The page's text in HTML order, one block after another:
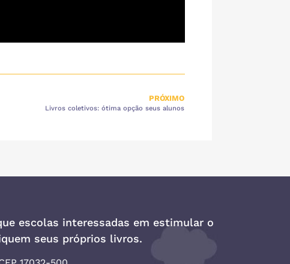
PRÓXIMO
Livros coletivos: ótima opção seus alunos
escolas interessadas em estimular o
seus próprios livros.